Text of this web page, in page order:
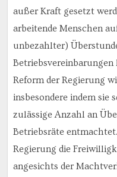
außer Kraft gesetzt
arbeitende Menschen
unbezahlter)
Reform der Regierung
insbesondere indem sie
zulässige Anzahl an
Betriebsräte
Regierung die
angesichts der